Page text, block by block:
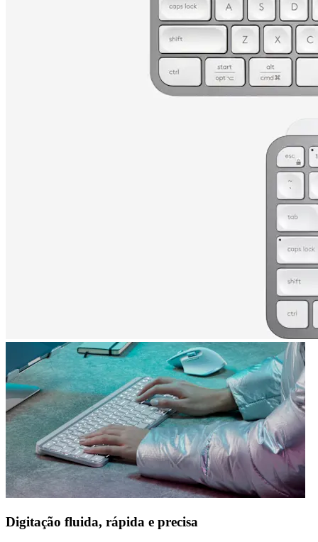
Digitação fluida, rápida e precisa